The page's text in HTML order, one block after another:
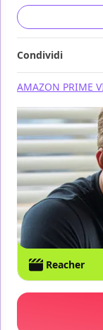
Condividi
AMAZON PRIME
Reacher